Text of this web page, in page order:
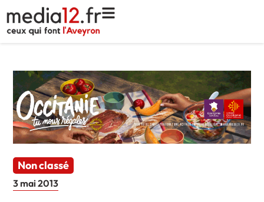
Non classé
3 mai 2013